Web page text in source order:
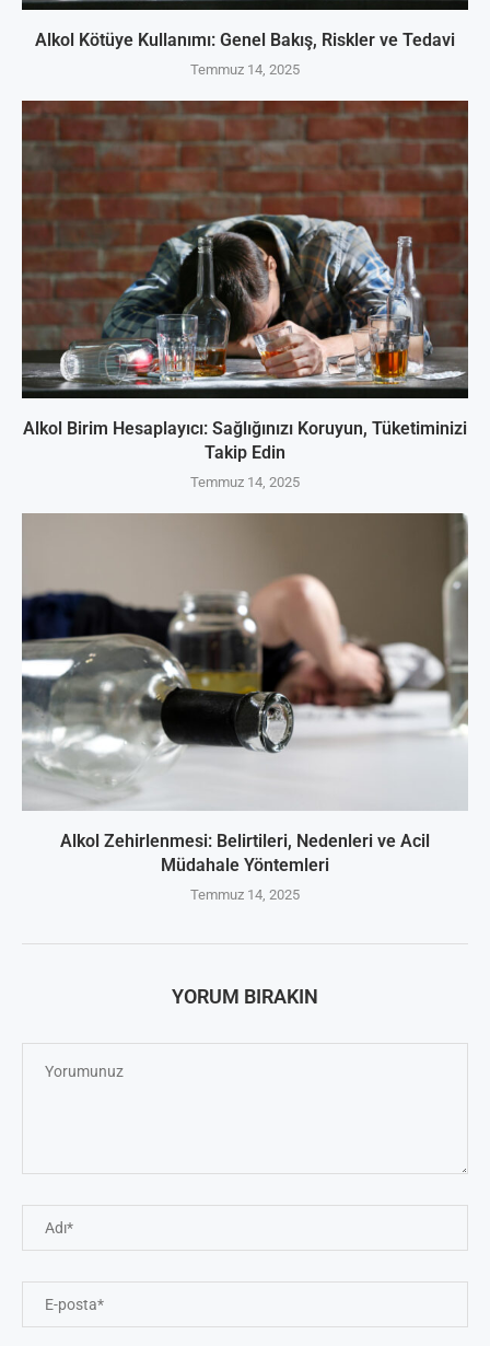
Alkol Kötüye Kullanımı: Genel Bakış, Riskler ve Tedavi
Temmuz 14, 2025
Alkol Birim Hesaplayıcı: Sağlığınızı Koruyun, Tüketiminizi
Takip Edin
Temmuz 14, 2025
Alkol Zehirlenmesi: Belirtileri, Nedenleri ve Acil
Müdahale Yöntemleri
Temmuz 14, 2025
YORUM BIRAKIN